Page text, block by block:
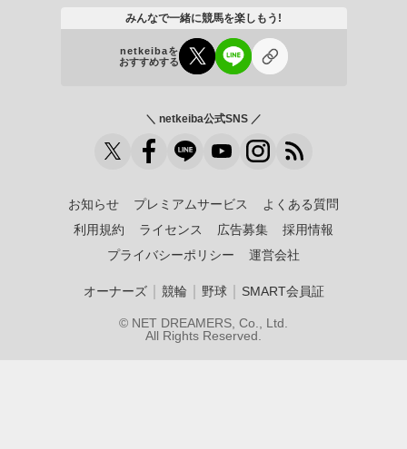
みんなで一緒に競馬を楽しもう!
netkeibaを
おすすめする
＼ netkeiba公式SNS ／
お知らせ プレミアムサービス
よくある質問
利用規約
ライセンス 広告募集
採用情報
プライバシーポリシー
運営会社
オーナーズ｜ 競輪 野球｜ SMART会員証
© NET DREAMERS, Co., Ltd.
All Rights Reserved.